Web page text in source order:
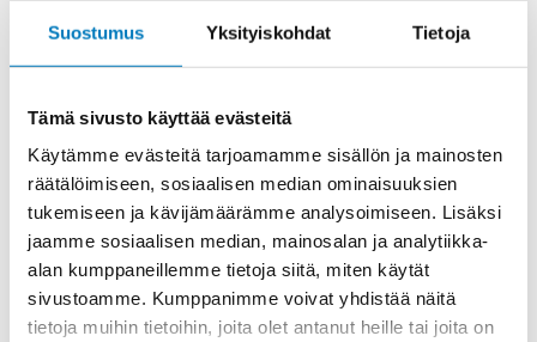
Suostumus Yksityiskohdat Tietoja
Tämä sivusto käyttää evästeitä
Käytämme evästeitä tarjoamamme sisällön ja mainosten
räätälöimiseen, sosiaalisen median ominaisuuksien
tukemiseen ja kävijämäärämme analysoimiseen. Lisäksi
jaamme sosiaalisen median, mainosalan ja analytiikka-
alan kumppaneillemme tietoja siitä, miten käytät
sivustoamme. Kumppanimme voivat yhdistää näitä
tietoja muihin tietoihin, joita olet antanut heille tai joita on
toimittaja, jolle asennukset ja huollot sekä
ratkaisuihin liittyvät palvelut ovat avainasemassa.
Vuonna 2014 käyttöönotetun Abakus…
Lue lisää